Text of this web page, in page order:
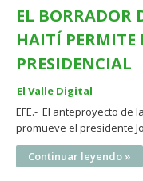
EL BORRADOR
HAITÍ PERMITE
PRESIDENCIAL
El Valle Digital
EFE.- El anteproyecto de
promueve el presidente
Continuar leyendo »